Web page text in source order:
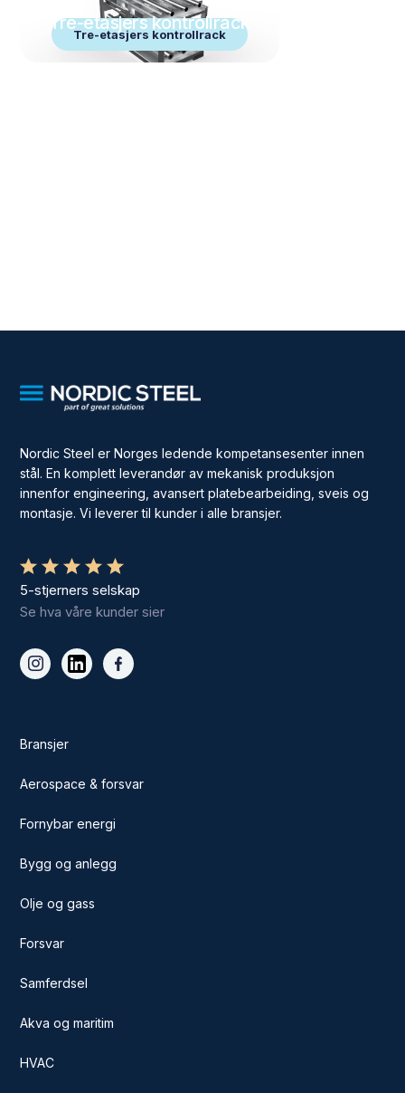
Tre-etasjers kontrollrack
Tre-etasjers kontrollrack
Nordic Steel er Norges ledende kompetansesenter innen
stål. En komplett leverandør av mekanisk produksjon
innenfor engineering, avansert platebearbeiding, sveis og
montasje. Vi leverer til kunder i alle bransjer.
5-stjerners selskap
Se hva våre kunder sier
Bransjer
Aerospace & forsvar
Fornybar energi
Bygg og anlegg
Olje og gass
Forsvar
Samferdsel
Akva og maritim
HVAC